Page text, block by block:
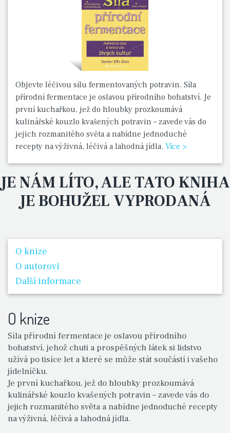
Objevte léčivou sílu fermentovaných potravin. Síla
přírodní fermentace je oslavou přírodního bohatství. Je
první kuchařkou, jež do hloubky prozkoumává
kulinářské kouzlo kvašených potravin – zavede vás do
jejich rozmanitého světa a nabídne jednoduché
recepty na výživná, léčivá a lahodná jídla. Více >
JE NÁM LÍTO, ALE TATO KNIHA
JE BOHUŽEL VYPRODANÁ
O knize
O autorovi
Další informace
O knize
Síla přírodní fermentace je oslavou přírodního
bohatství, jehož chuti a prospěšných látek si lidstvo
užívá po tisíce let a které se může stát součástí i vašeho
jídelníčku.
Je první kuchařkou, jež do hloubky prozkoumává
kulinářské kouzlo kvašených potravin – zavede vás do
jejich rozmanitého světa a nabídne jednoduché recepty
na výživná, léčivá a lahodná jídla.